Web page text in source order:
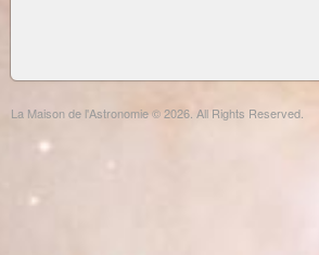
La Maison de l'Astronomie © 2026. All Rights Reserved.